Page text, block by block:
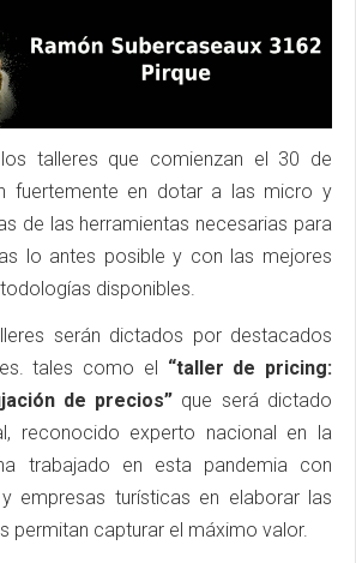
talleres que comienzan el 30 de
fuertemente en dotar a las micro y
de las herramientas necesarias para
lo antes posible y con las mejores
disponibles.
serán dictados por destacados
tales como el “taller de pricing:
de precios” que será dictado
reconocido experto nacional en la
trabajado en esta pandemia con
empresas turísticas en elaborar las
permitan capturar el máximo valor.